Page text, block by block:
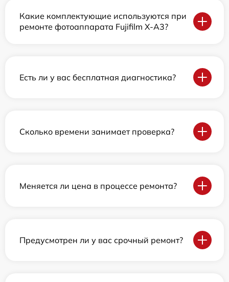
Какие комплектующие используются при
ремонте фотоаппарата Fujifilm X-A3?
Есть ли у вас бесплатная диагностика?
Сколько времени занимает проверка?
Меняется ли цена в процессе ремонта?
Предусмотрен ли у вас срочный ремонт?